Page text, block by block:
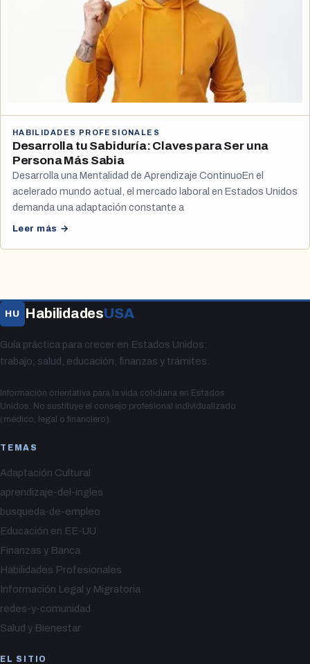
HABILIDADES PROFESIONALES
Desarrolla tu Sabiduría: Claves para Ser una
Persona Más Sabia
Desarrolla una Mentalidad de Aprendizaje ContinuoEn el
acelerado mundo actual, el mercado laboral en Estados Unidos
demanda una adaptación constante a
Leer más →
HU HabilidadesUSA
Guía práctica para crecer en Estados Unidos:
trabajo, salud, educación, finanzas y trámites.
Información orientativa para la vida cotidiana en Estados
Unidos. No sustituye el consejo profesional individualizado
(médico, legal o financiero).
TEMAS
Adaptación Cultural
aprendizaje-del-ingles
busqueda-de-empleo
Educación en EE-UU
Finanzas y Banca
Habilidades Profesionales
Información Legal y Migratoria
redes-y-comunidad
Salud y Bienestar
EL SITIO